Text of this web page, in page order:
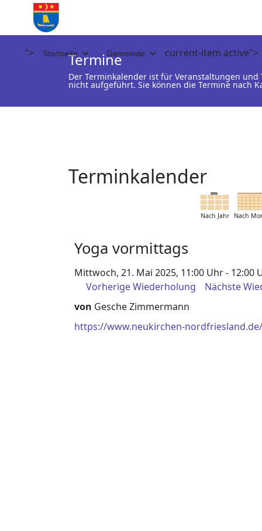
"> Startseite Gemeinde current-item active">
Termine
Der Terminkalender ist für Veranstaltungen
nicht aufgeführt. Sie können die Termine nach
Terminkalender
Nach Jahr Nach
Yoga vormittags
Mittwoch, 21. Mai 2025, 11:00 Uhr - 12:00
Vorherige Wiederholung
Nächste
von Gesche Zimmermann
https://www.neukirchen-